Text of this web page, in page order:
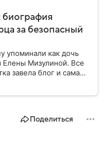
биография
за безопасный
упоминали как дочь
Елены Мизулиной. Все
завела блог и сама
о ней читайте в
Поделиться